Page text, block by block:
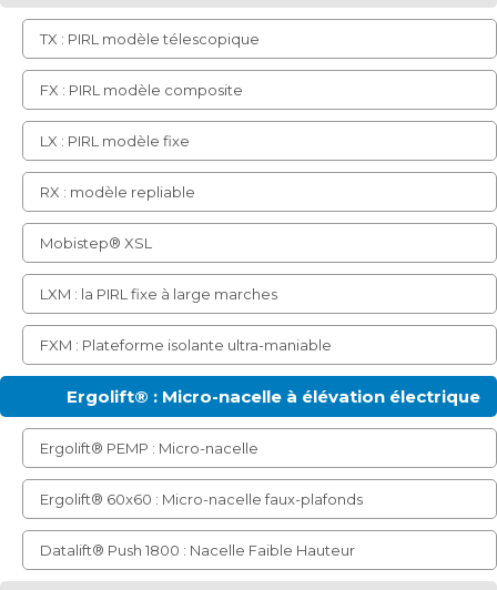
TX : PIRL modèle télescopique
FX : PIRL modèle composite
LX : PIRL modèle fixe
RX : modèle repliable
Mobistep® XSL
LXM : la PIRL fixe à large marches
FXM : Plateforme isolante ultra-maniable
Ergolift® : Micro-nacelle à élévation électrique
Ergolift® PEMP : Micro-nacelle
Ergolift® 60x60 : Micro-nacelle faux-plafonds
Datalift® Push 1800 : Nacelle Faible Hauteur